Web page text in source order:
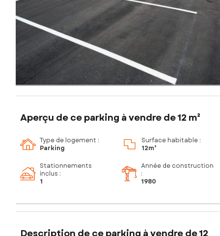
Aperçu de ce parking à vendre de 12 m²
Type de logement :
Parking
Surface habitable :
12m²
Stationnements
inclus :
1
Année de construction
:
1980